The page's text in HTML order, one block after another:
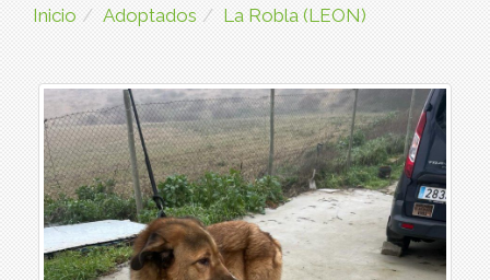
Inicio Adoptados La Robla (LEON)